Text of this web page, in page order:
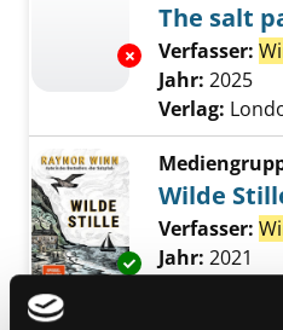
Exemplar-
The salt
Verfasser:
Jahr: 2025
Verlag:
Exemplar-
Wilde
Verfasser:
Jahr: 2021